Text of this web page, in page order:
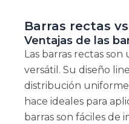
Barras rectas
Ventajas de las
Las barras rectas son
versátil. Su diseño
distribución
hace ideales para
barras son fáciles de